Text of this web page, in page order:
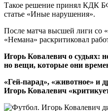
Такое решение принял КДК
статье «Иные нарушения».
После матча высшей лиги со
«Немана» раскритиковал
Игорь Ковалевич о судьях:
но вещи, которые они
«Гей-парад», «животное» и
Игорь Ковалевич